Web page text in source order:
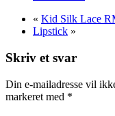
« Kid Silk Lace
Lipstick »
Skriv et svar
Din e-mailadresse vil
markeret med *